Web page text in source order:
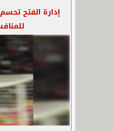
إدارة الفتح